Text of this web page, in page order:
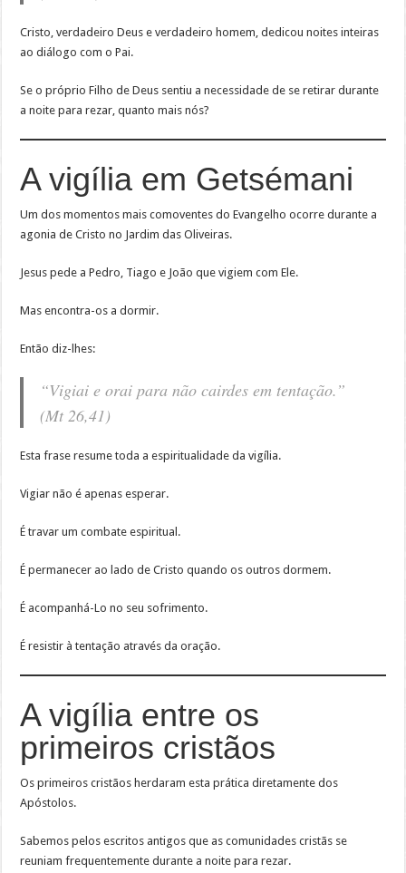
Cristo, verdadeiro Deus e verdadeiro homem, dedicou noites inteiras
ao diálogo com o Pai.
Se o próprio Filho de Deus sentiu a necessidade de se retirar durante
a noite para rezar, quanto mais nós?
A vigília em Getsémani
Um dos momentos mais comoventes do Evangelho ocorre durante a
agonia de Cristo no Jardim das Oliveiras.
Jesus pede a Pedro, Tiago e João que vigiem com Ele.
Mas encontra-os a dormir.
Então diz-lhes:
“Vigiai e orai para não cairdes em tentação.”
(Mt 26,41)
Esta frase resume toda a espiritualidade da vigília.
Vigiar não é apenas esperar.
É travar um combate espiritual.
É permanecer ao lado de Cristo quando os outros dormem.
É acompanhá-Lo no seu sofrimento.
É resistir à tentação através da oração.
A vigília entre os
primeiros cristãos
Os primeiros cristãos herdaram esta prática diretamente dos
Apóstolos.
Sabemos pelos escritos antigos que as comunidades cristãs se
reuniam frequentemente durante a noite para rezar.